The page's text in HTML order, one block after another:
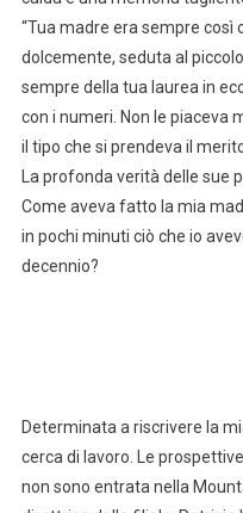
“Tua madre era sempre così
dolcemente, seduta al
sempre della tua laurea in
con i numeri. Non le piaceva
il tipo che si prendeva il
La profonda verità delle sue
Come aveva fatto la mia
in pochi minuti ciò che io
decennio?
Determinata a riscrivere la
cerca di lavoro. Le
non sono entrata nella